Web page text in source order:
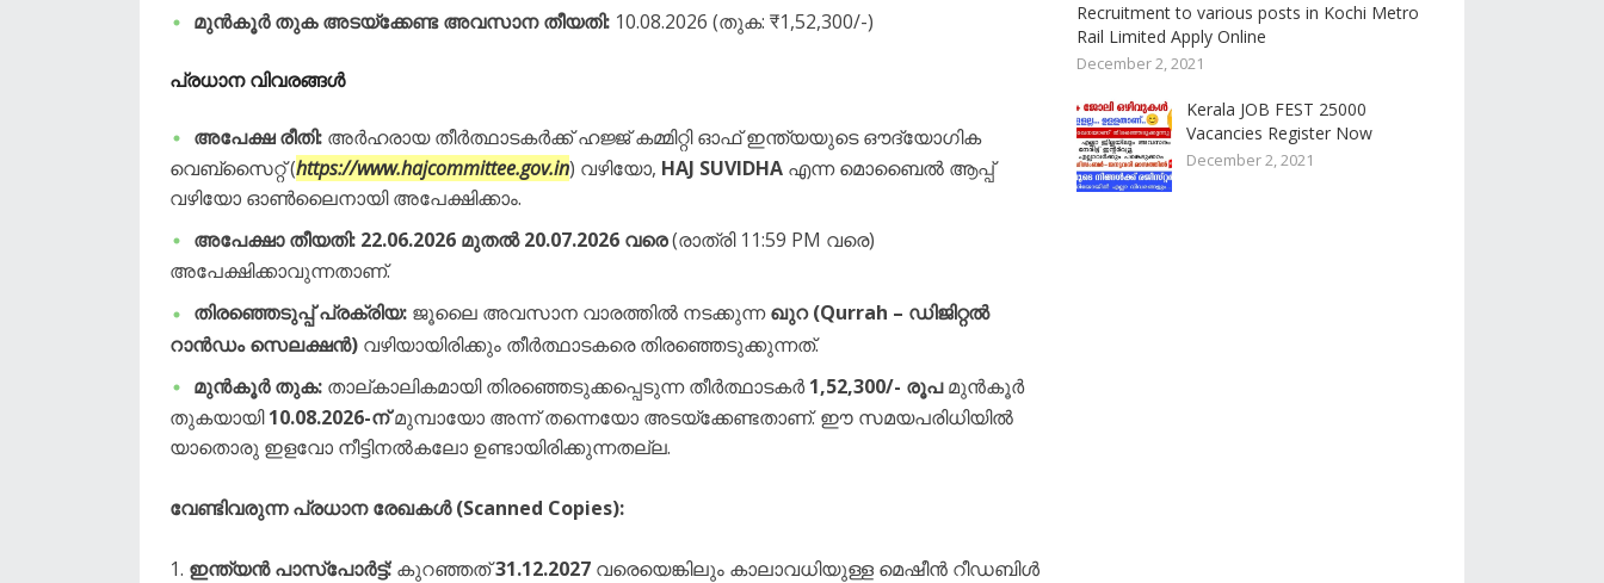
മുൻകൂർ തുക അടയ്‌ക്കേണ്ട അവസാന തീയതി: 10.08.2026 (തുക: ₹1,52,300/-)
പ്രധാന വിവരങ്ങൾ
അപേക്ഷ രീതി: അർഹരായ തീർത്ഥാടകർക്ക് ഹജ്ജ് കമ്മിറ്റി ഓഫ് ഇന്ത്യയുടെ ഔദ്യോഗിക
വെബ്‌സൈറ്റ് (https://www.hajcommittee.gov.in) വഴിയോ, HAJ SUVIDHA എന്ന മൊബൈൽ ആപ്പ്
വഴിയോ ഓൺലൈനായി അപേക്ഷിക്കാം.
അപേക്ഷാ തീയതി: 22.06.2026 മുതൽ 20.07.2026 വരെ(രാത്രി 11:59 PM വരെ)
അപേക്ഷിക്കാവുന്നതാണ്.
തിരഞ്ഞെടുപ്പ് പ്രക്രിയ: ജൂലൈ അവസാന വാരത്തിൽ നടക്കുന്നഖുറ (Qurrah – ഡിജിറ്റൽ
റാൻഡം സെലക്ഷൻ) വഴിയായിരിക്കും തീർത്ഥാടകരെ തിരഞ്ഞെടുക്കുന്നത്.
മുൻകൂർ തുക: താല്കാലികമായി തിരഞ്ഞെടുക്കപ്പെടുന്ന തീർത്ഥാടകർ1,52,300/- രൂപമുൻകൂർ
തുകയായി10.08.2026-ന്മുമ്പായോ അന്ന് തന്നെയോ അടയ്‌ക്കേണ്ടതാണ്. ഈ സമയപരിധിയിൽ
യാതൊരു ഇളവോ നീട്ടിനൽകലോ ഉണ്ടായിരിക്കുന്നതല്ല.
വേണ്ടിവരുന്ന പ്രധാന രേഖകൾ (Scanned Copies):
ഇന്ത്യൻ പാസ്‌പോർട്ട്: കുറഞ്ഞത്31.12.2027 വരെയെങ്കിലും കാലാവധിയുള്ള മെഷീൻ റീഡബിൾ
Recruitment to various posts in Kochi Metro
Rail Limited Apply Online
December 2, 2021
Kerala JOB FEST 25000
Vacancies Register Now
December 2, 2021